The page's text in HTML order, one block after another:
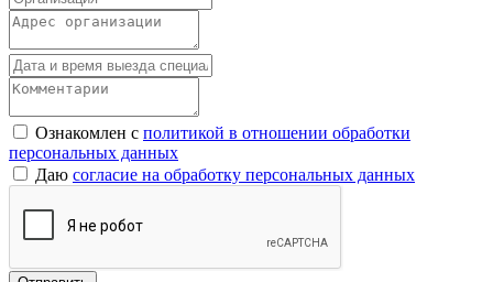
Ознакомлен с политикой в отношении обработки
персональных данных
Даю согласие на обработку персональных данных